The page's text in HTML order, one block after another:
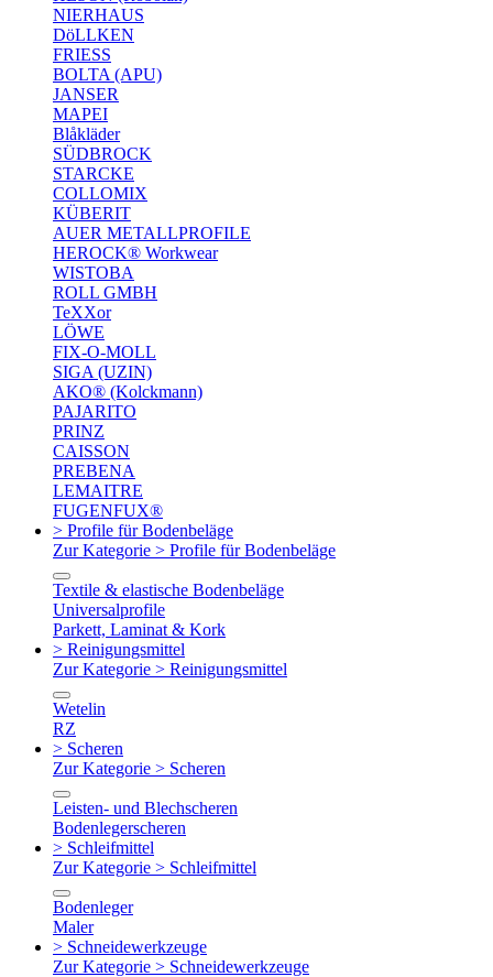
NIERHAUS
DöLLKEN
FRIESS
BOLTA (APU)
JANSER
MAPEI
Blåkläder
SÜDBROCK
STARCKE
COLLOMIX
KÜBERIT
AUER METALLPROFILE
HEROCK® Workwear
WISTOBA
ROLL GMBH
TeXXor
LÖWE
FIX-O-MOLL
SIGA (UZIN)
AKO® (Kolckmann)
PAJARITO
PRINZ
CAISSON
PREBENA
LEMAITRE
FUGENFUX®
> Profile für Bodenbeläge
Zur Kategorie > Profile für Bodenbeläge
Textile & elastische Bodenbeläge
Universalprofile
Parkett, Laminat & Kork
> Reinigungsmittel
Zur Kategorie > Reinigungsmittel
Wetelin
RZ
> Scheren
Zur Kategorie > Scheren
Leisten- und Blechscheren
Bodenlegerscheren
> Schleifmittel
Zur Kategorie > Schleifmittel
Bodenleger
Maler
> Schneidewerkzeuge
Zur Kategorie > Schneidewerkzeuge